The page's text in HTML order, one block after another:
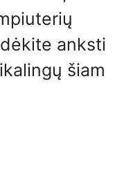
anksti
šiam